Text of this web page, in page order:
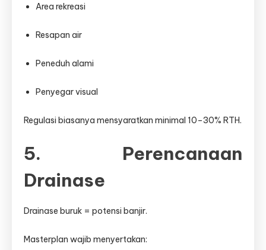
Area rekreasi
Resapan air
Peneduh alami
Penyegar visual
Regulasi biasanya mensyaratkan minimal 10–30% RTH.
5. Perencanaan
Drainase
Drainase buruk = potensi banjir.
Masterplan wajib menyertakan: